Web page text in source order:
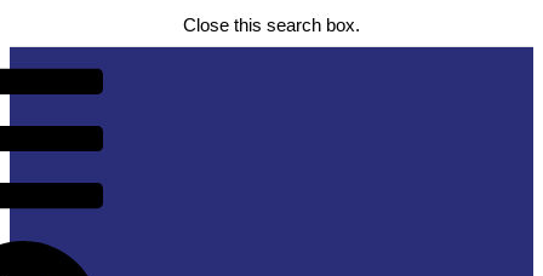
Close this search box.